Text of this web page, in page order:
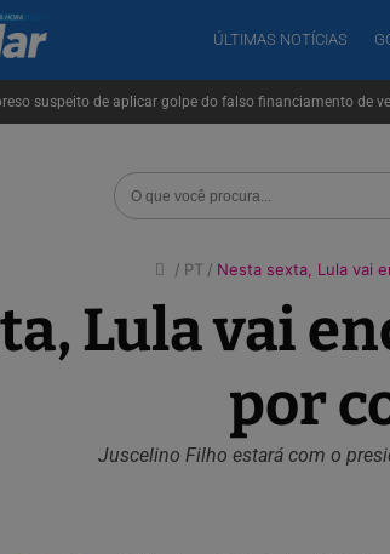
ÚLTIMAS NOTÍCIAS
suspeito de aplicar golpe do falso financiamento de
PT Nesta sexta, Lula vai
Lula vai
por
Juscelino Filho estará com o